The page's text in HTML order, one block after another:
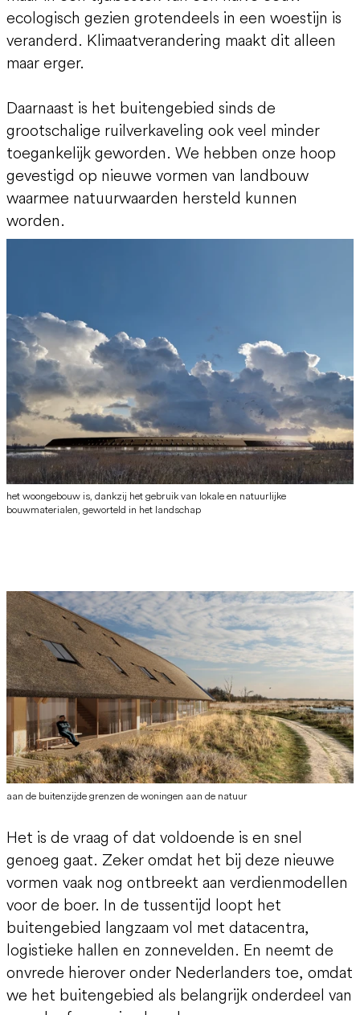
ecologisch gezien grotendeels in een woestijn is
veranderd. Klimaatverandering maakt dit alleen
maar erger.
Daarnaast is het buitengebied sinds de
grootschalige ruilverkaveling ook veel minder
toegankelijk geworden. We hebben onze hoop
gevestigd op nieuwe vormen van landbouw
waarmee natuurwaarden hersteld kunnen
worden.
het woongebouw is, dankzij het gebruik van lokale en natuurlijke
bouwmaterialen, geworteld in het landschap
aan de buitenzijde grenzen de woningen aan de natuur
Het is de vraag of dat voldoende is en snel
genoeg gaat. Zeker omdat het bij deze nieuwe
vormen vaak nog ontbreekt aan verdienmodellen
voor de boer. In de tussentijd loopt het
buitengebied langzaam vol met datacentra,
logistieke hallen en zonnevelden. En neemt de
onvrede hierover onder Nederlanders toe, omdat
we het buitengebied als belangrijk onderdeel van